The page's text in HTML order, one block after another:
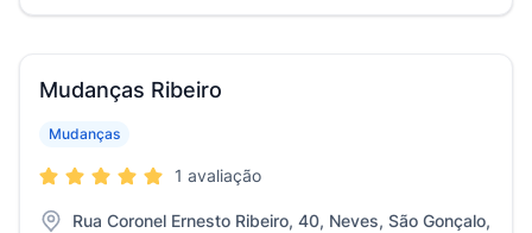
Mudanças Ribeiro
Mudanças
1 avaliação
Rua Coronel Ernesto Ribeiro, 40, Neves, São Gonçalo,